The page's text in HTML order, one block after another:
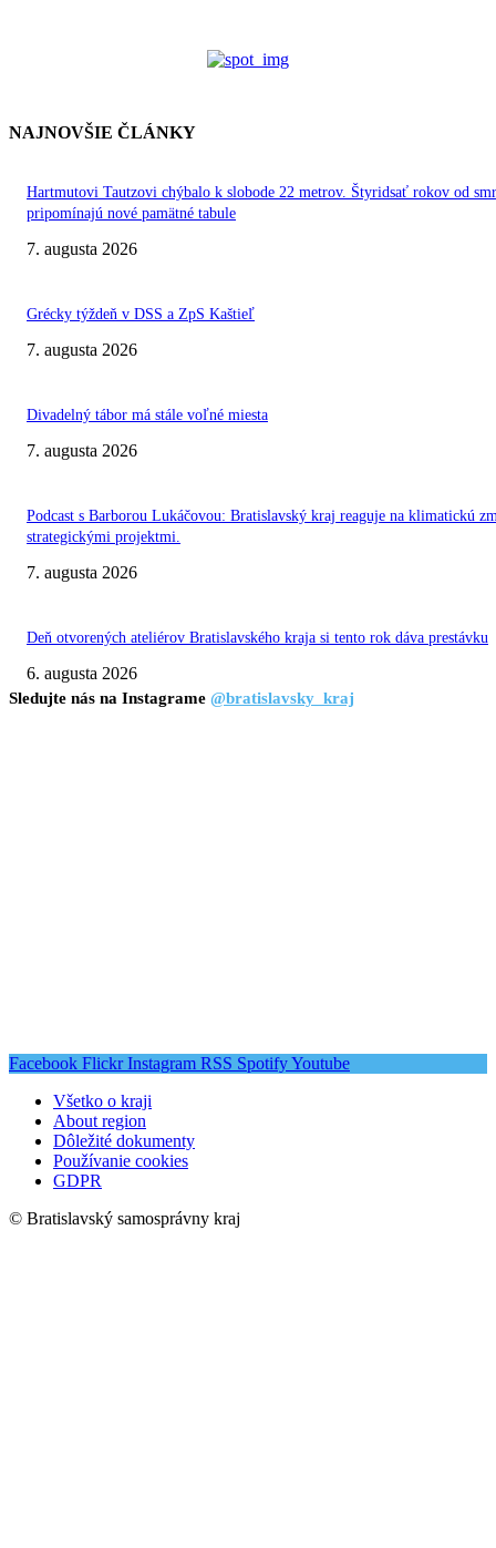
NAJNOVŠIE ČLÁNKY
Hartmutovi Tautzovi chýbalo k slobode 22 metrov. Štyridsať rokov od
pripomínajú nové pamätné tabule
7. augusta 2026
Grécky týždeň v DSS a ZpS Kaštieľ
7. augusta 2026
Divadelný tábor má stále voľné miesta
7. augusta 2026
Podcast s Barborou Lukáčovou: Bratislavský kraj reaguje na klimatickú
strategickými projektmi.
7. augusta 2026
Deň otvorených ateliérov Bratislavského kraja si tento rok dáva prestávku
6. augusta 2026
Sledujte nás na Instagrame @bratislavsky_kraj
Facebook Flickr Instagram RSS SpotifyYoutube
Všetko o kraji
About region
Dôležité dokumenty
Používanie cookies
GDPR
© Bratislavský samosprávny kraj